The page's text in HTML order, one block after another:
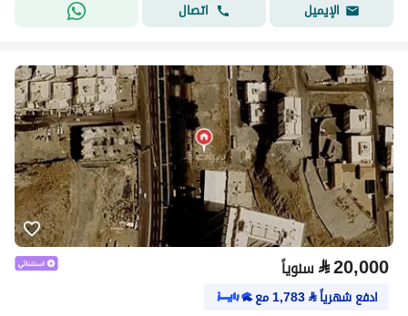
الإيميل اتصال
⃁20,000 سنوياً
ادفع شهرياً⃁
1,783مع